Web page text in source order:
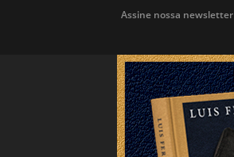
Assine nossa newsletter